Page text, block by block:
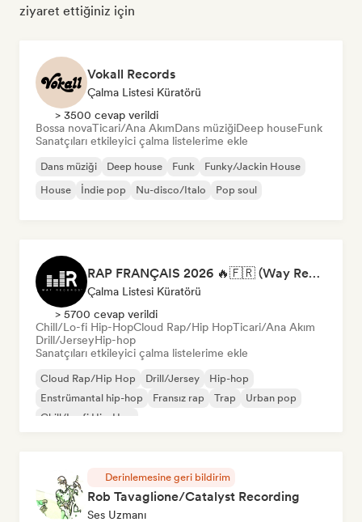
ziyaret ettiğiniz için
Vokall Records
Çalma Listesi Küratörü
> 3500 cevap verildi
Bossa novaTicari/Ana AkımDans müziğiDeep houseFunk
Sanatçıları etkileyici çalma listelerime ekle
Dans müziği Deep house Funk
Funky/Jackin House
House
İndie pop Nu-disco/Italo Pop soul
RAP FRANÇAIS 2026 🔥🇫🇷 (Way Records)
Çalma Listesi Küratörü
> 5700 cevap verildi
Chill/Lo-fi Hip-HopCloud Rap/Hip HopTicari/Ana Akım
Drill/JerseyHip-hop
Sanatçıları etkileyici çalma listelerime ekle
Cloud Rap/Hip Hop Drill/Jersey
Hip-hop
Enstrümantal hip-hop
Fransız rap Trap
Urban pop
Chill/Lo-fi Hip-Hop
Derinlemesine geri bildirim
Rob Tavaglione/Catalyst Recording
Ses Uzmanı